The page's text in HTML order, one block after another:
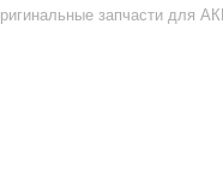
запчасти для